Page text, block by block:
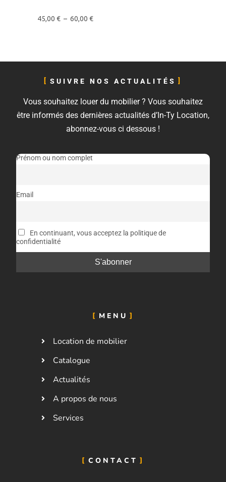
45,00 € – 60,00 €
SUIVRE NOS ACTUALITÉS
Vous souhaitez louer du mobilier ? Vous souhaitez
être informés des dernières actualités d’In-Ty Location,
abonnez-vous ci dessous !
Prénom ou nom complet
Email
En continuant, vous acceptez la politique de
confidentialité
MENU
Location de mobilier
Catalogue
Actualités
A propos de nous
Services
CONTACT